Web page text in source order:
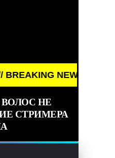
НОВОСТИ (СМИ) ///
НЕ
СТРИМЕРА